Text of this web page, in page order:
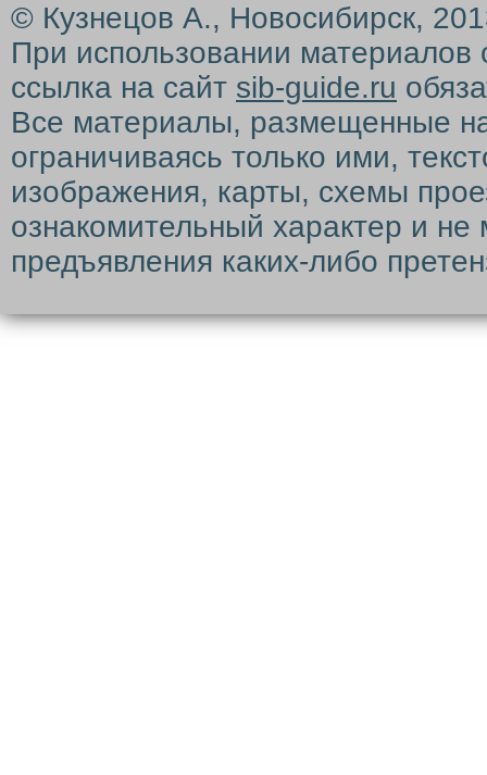
© Кузнецов А., Новосибирск,
При использовании материалов
ссылка на сайт sib-guide.ru
Все материалы, размещенные
ограничиваясь только ими,
изображения, карты, схемы
ознакомительный характер и
предъявления каких-либо